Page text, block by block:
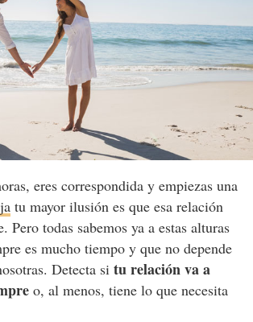
eres correspondida y empiezas una
tu mayor ilusión es que esa relación
Pero todas sabemos ya a estas alturas
es mucho tiempo y que no depende
Detecta si tu relación va a
o, al menos, tiene lo que necesita